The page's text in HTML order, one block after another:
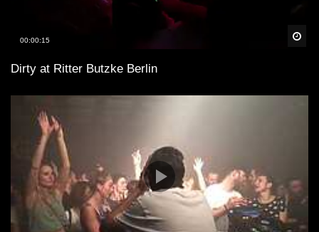
00:00:15
Dirty at Ritter Butzke Berlin